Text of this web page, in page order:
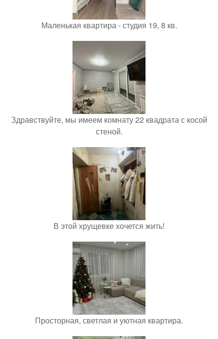
Маленькая квартира - студия 19, 8 кв.
Здравствуйте, мы имеем комнату 22 квадрата с косой
стеной.
В этой хрущевке хочется жить!
Просторная, светлая и уютная квартира.